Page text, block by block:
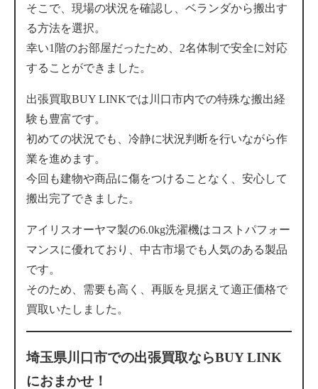
そこで、現場の状況を確認し、ベランダから搬出す
る方法を選択。
幸い1階のお部屋だったため、2名体制で安全に対応
することができました。
出張買取BUY LINKでは川口市内での特殊な搬出経
験も豊富です。
初めての状況でも、冷静に状況判断を行いながら作
業を進めます。
今回も建物や商品に傷をつけることなく、安心して
搬出完了できました。
アイリスオーヤマ製の6.0kg洗濯機はコストパフォー
マンスに優れており、中古市場でも人気のある製品
です。
そのため、需要も高く、再販を見据えて適正価格で
買取いたしました。
埼玉県川口市での出張買取ならBUY LINK
におまかせ！